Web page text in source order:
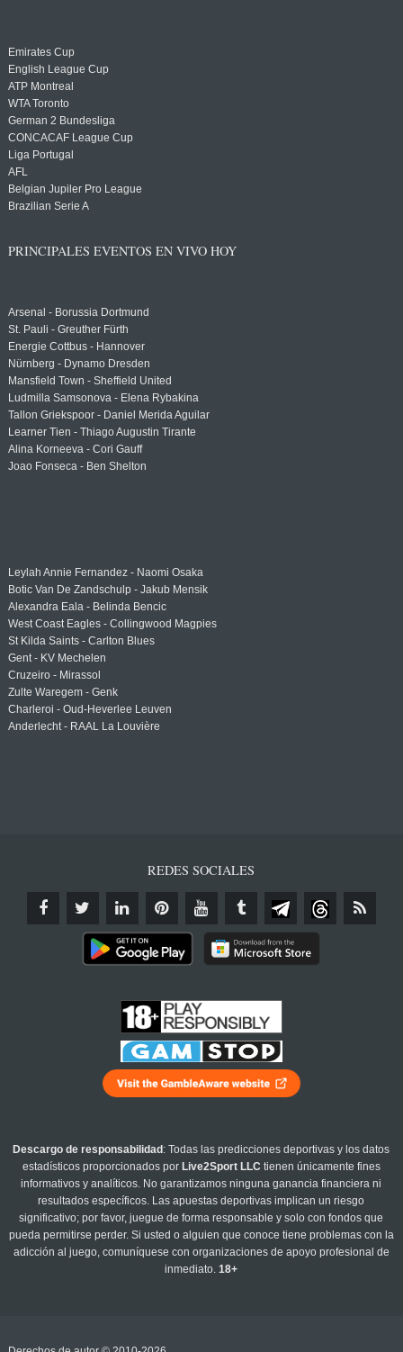
Emirates Cup
English League Cup
ATP Montreal
WTA Toronto
German 2 Bundesliga
CONCACAF League Cup
Liga Portugal
AFL
Belgian Jupiler Pro League
Brazilian Serie A
PRINCIPALES EVENTOS EN VIVO HOY
Arsenal - Borussia Dortmund
St. Pauli - Greuther Fürth
Energie Cottbus - Hannover
Nürnberg - Dynamo Dresden
Mansfield Town - Sheffield United
Ludmilla Samsonova - Elena Rybakina
Tallon Griekspoor - Daniel Merida Aguilar
Learner Tien - Thiago Augustin Tirante
Alina Korneeva - Cori Gauff
Joao Fonseca - Ben Shelton
Leylah Annie Fernandez - Naomi Osaka
Botic Van De Zandschulp - Jakub Mensik
Alexandra Eala - Belinda Bencic
West Coast Eagles - Collingwood Magpies
St Kilda Saints - Carlton Blues
Gent - KV Mechelen
Cruzeiro - Mirassol
Zulte Waregem - Genk
Charleroi - Oud-Heverlee Leuven
Anderlecht - RAAL La Louvière
REDES SOCIALES
Descargo de responsabilidad : Todas las predicciones deportivas y los datos
estadísticos proporcionados por Live2Sport LLC tienen únicamente fines
informativos y analíticos. No garantizamos ninguna ganancia financiera ni
resultados específicos. Las apuestas deportivas implican un riesgo
significativo; por favor, juegue de forma responsable y solo con fondos que
pueda permitirse perder. Si usted o alguien que conoce tiene problemas con la
adicción al juego, comuníquese con organizaciones de apoyo profesional de
inmediato.18+